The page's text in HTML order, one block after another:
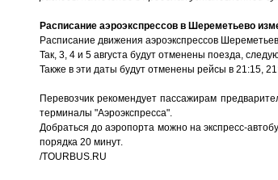
Расписание аэроэкспрессов в Шереметьево
Расписание движения аэроэкспрессов
Так, 3, 4 и 5 августа будут отменены поезда,
Также в эти даты будут отменены рейсы в 21:15,
Перевозчик рекомендует пассажирам
терминалы "Аэроэкспресса".
Добраться до аэропорта можно на экспресс-
порядка 20 минут.
/TOURBUS.RU